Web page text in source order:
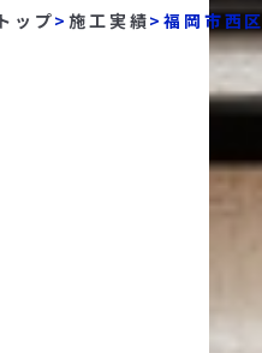
トップ>施工実績>福岡市西区